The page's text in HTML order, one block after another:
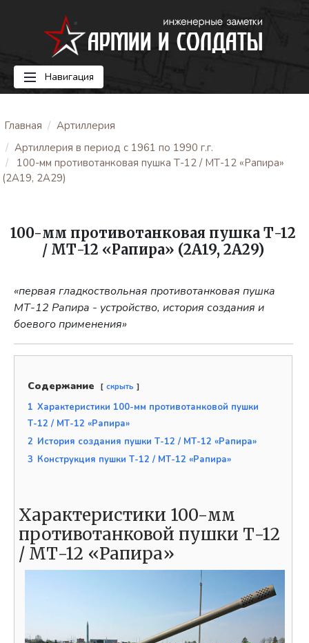
Навигация
Главная
Артиллерия
Артиллерия в период с 1961 по 1990 г.г.
100-мм противотанковая пушка Т-12 / МТ-12 «Рапира»
(2А19, 2А29)
100-мм противотанковая пушка Т-12
/ МТ-12 «Рапира» (2А19, 2А29)
«первая гладкоствольная противотанковая пушка
МТ-12 Рапира - устройство, история создания и
боевого применения»
Содержание скрыть
1 Характеристики 100-мм противотанковой пушки
Т-12 / МТ-12 «Рапира»
2 История создания пушки Т-12 / МТ-12 «Рапира»
3 Конструкция пушки Т-12 / МТ-12 «Рапира»
Характеристики 100-мм
противотанковой пушки Т-12
/ МТ-12 «Рапира»